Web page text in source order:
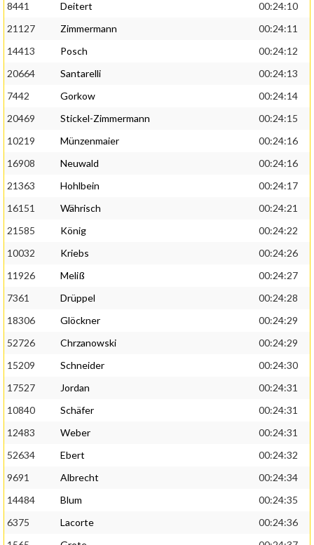
8441 Deitert
00:24:10
21127
Zimmermann
00:24:11
14413
Posch
00:24:12
20664
Santarelli
00:24:13
7442
Gorkow
00:24:14
20469
Stickel-Zimmermann
00:24:15
10219
Münzenmaier
00:24:16
16908
Neuwald
00:24:16
21363
Hohlbein
00:24:17
16151
Währisch
00:24:21
21585
König
00:24:22
10032
Kriebs
00:24:26
11926
Meliß
00:24:27
7361
Drüppel
00:24:28
18306
Glöckner
00:24:29
52726
Chrzanowski
00:24:29
15209
Schneider
00:24:30
17527
Jordan
00:24:31
10840
Schäfer
00:24:31
12483
Weber
00:24:31
52634
Ebert
00:24:32
9691
Albrecht
00:24:34
14484
Blum
00:24:35
6375
Lacorte
00:24:36